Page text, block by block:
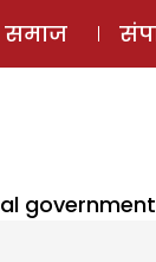
समाज
government